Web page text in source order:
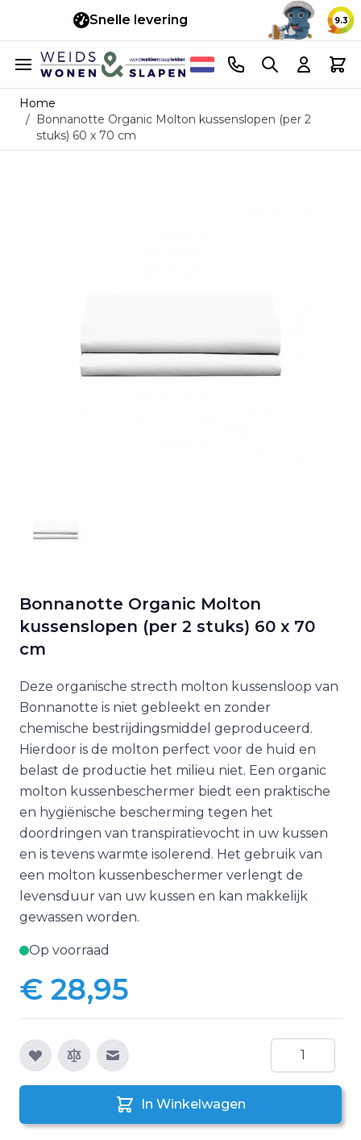
Snelle levering 14
9.3
Ga naar de inhoud
Telefoonnummer
Search Cart
Home
/ Bonnanotte Organic Molton kussenslopen (per 2
stuks) 60 x 70 cm
Bonnanotte Organic Molton
kussenslopen (per 2 stuks) 60 x 70
cm
Deze organische strecth molton kussensloop van
Bonnanotte is niet gebleekt en zonder
chemische bestrijdingsmiddel geproduceerd.
Hierdoor is de molton perfect voor de huid en
belast de productie het milieu niet. Een organic
molton kussenbeschermer biedt een praktische
en hygiënische bescherming tegen het
doordringen van transpiratievocht in uw kussen
en is tevens warmte isolerend. Het gebruik van
een molton kussenbeschermer verlengt de
levensduur van uw kussen en kan makkelijk
gewassen worden.
Op voorraad
€ 28,95
E-mail naar een vriend
Aantal
In Winkelwagen